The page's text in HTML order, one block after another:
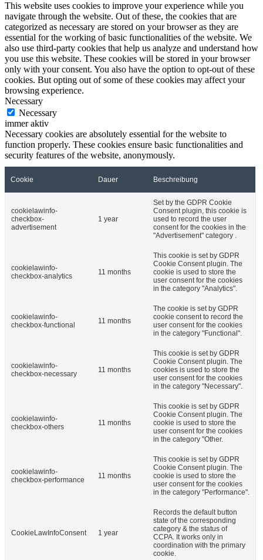
This website uses cookies to improve your experience while you
navigate through the website. Out of these, the cookies that are
categorized as necessary are stored on your browser as they are
essential for the working of basic functionalities of the website. We
also use third-party cookies that help us analyze and understand how
you use this website. These cookies will be stored in your browser
only with your consent. You also have the option to opt-out of these
cookies. But opting out of some of these cookies may affect your
browsing experience.
Necessary
Necessary
immer aktiv
Necessary cookies are absolutely essential for the website to
function properly. These cookies ensure basic functionalities and
security features of the website, anonymously.
Cookie Dauer Beschreibung
cookielawinfo-
checkbox-
advertisement
1 year
Set by the GDPR Cookie
Consent plugin, this cookie is
used to record the user
consent for the cookies in the
"Advertisement" category .
cookielawinfo-
checkbox-analytics
11 months
This cookie is set by GDPR
Cookie Consent plugin. The
cookie is used to store the
user consent for the cookies
in the category "Analytics".
cookielawinfo-
checkbox-functional
11 months
The cookie is set by GDPR
cookie consent to record the
user consent for the cookies
in the category "Functional".
cookielawinfo-
checkbox-necessary
11 months
This cookie is set by GDPR
Cookie Consent plugin. The
cookies is used to store the
user consent for the cookies
in the category "Necessary".
cookielawinfo-
checkbox-others
11 months
This cookie is set by GDPR
Cookie Consent plugin. The
cookie is used to store the
user consent for the cookies
in the category "Other.
cookielawinfo-
checkbox-performance
11 months
This cookie is set by GDPR
Cookie Consent plugin. The
cookie is used to store the
user consent for the cookies
in the category "Performance".
CookieLawInfoConsent 1 year
Records the default button
state of the corresponding
category & the status of
CCPA. It works only in
coordination with the primary
cookie.